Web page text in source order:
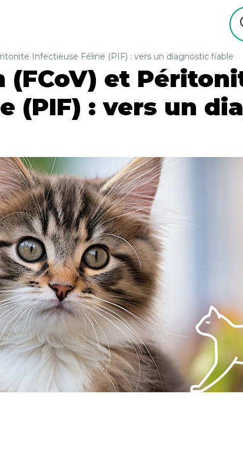
Infectieuse Féline (PIF) : vers un diagnostic fiable
et
(PIF) : vers un